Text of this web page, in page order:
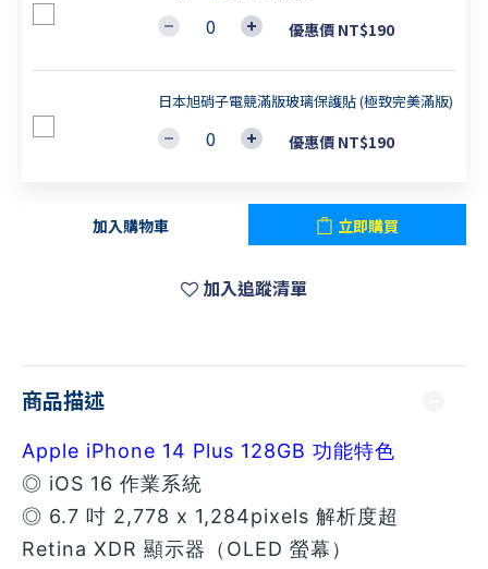
優惠價 NT$190
日本旭硝子電競滿版玻璃保護貼 (極致完美滿版)
優惠價 NT$190
加入購物車 立即購買
加入追蹤清單
商品描述
Apple iPhone 14 Plus 128GB 功能特色
◎ iOS 16 作業系統
◎ 6.7 吋 2,778 x 1,284pixels 解析度超
Retina XDR 顯示器（OLED 螢幕）